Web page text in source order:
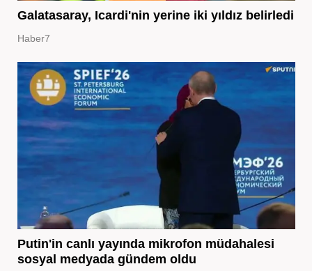
Galatasaray, Icardi'nin yerine iki yıldız belirledi
Haber7
Putin'in canlı yayında mikrofon müdahalesi
sosyal medyada gündem oldu